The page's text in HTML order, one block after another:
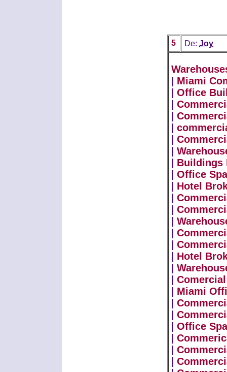
5 De: Joy
Miami
Office
Buildings
Office
Hotel
Hotel
Miami
Office